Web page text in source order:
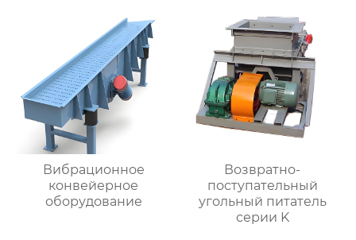
Вибрационное
конвейерное
оборудование
Возвратно-
поступательный
угольный питатель
серии K